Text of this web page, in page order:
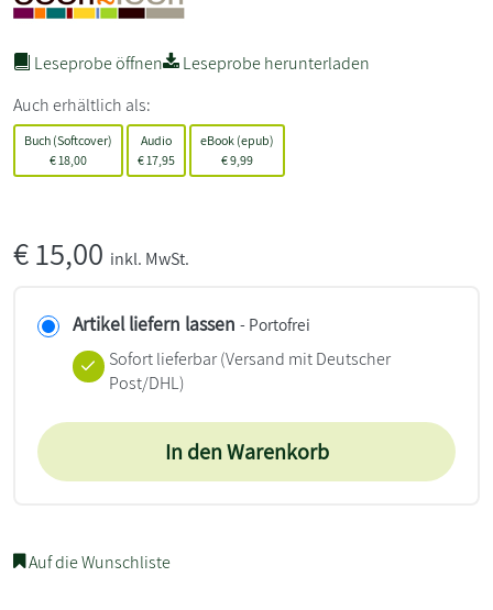
Leseprobe öffnen
Leseprobe herunterladen
Auch erhältlich als:
Buch (Softcover)
€ 18,00
Audio
€ 17,95
eBook (epub)
€9,99
€15,00 inkl. MwSt.
Artikel liefern lassen - Portofrei
Sofort lieferbar(Versand mit Deutscher
Post/DHL)
In den Warenkorb
Auf die Wunschliste